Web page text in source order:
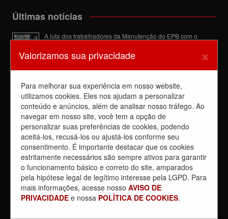
Últimas notícias
A luta dos trabalhadores da Manutenção do EPB com o
6 de agosto de 2026
Dia de luta! Ferroviários mostram que a luta é o caminho e
5 de agosto de 2026
Dia 4/8, É DIA DE LUTA contra a privatização da CPTM.
PARTICIPE!
3 de agosto de 2026
Reunião com Manutenção do EPB, com a Inspeção de Via e
com a chefia da área
31 de julho de 2026
Sobre a REUNIÃO entre o Sindicato e o Metrus
30 de julho de 2026
Valorizamos sua privacidade ×
Para melhorar sua experiência em nosso website,
utilizamos cookies. Eles nos ajudam a personalizar
conteúdo e anúncios, além de analisar nosso tráfego. Ao
navegar em nosso site, você tem a opção de
personalizar suas preferências de cookies, podendo
aceitá-los, recusá-los ou ajustá-los conforme seu
consentimento. É importante destacar que os cookies
estritamente necessários são sempre ativos para garantir
o funcionamento básico e correto do site, amparados
pela hipótese legal de legítimo interesse pela LGPD. Para
mais informações, acesse nosso AVISO DE
PRIVACIDADE e nossa POLÍTICA DE COOKIES.